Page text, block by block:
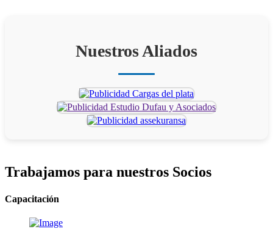
Nuestros Aliados
Trabajamos para nuestros Socios
Capacitación